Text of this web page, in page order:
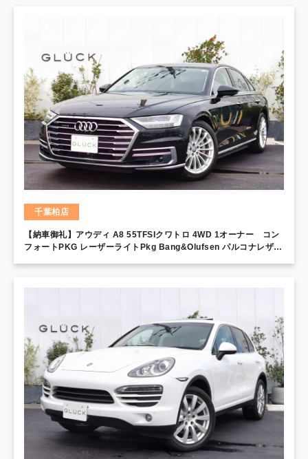
千葉柏店
【納車御礼】アウディ A8 55TFSIクワトロ 4WD 1オーナー コン
フォートPKG レーザーライトPkg Bang&Olufsen パルコナレザー